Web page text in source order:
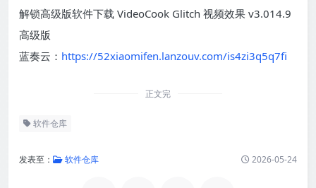
解锁高级版软件下载 VideoCook Glitch 视频效果 v3.014.9
高级版
蓝奏云： https://52xiaomifen.lanzouv.com/is4zi3q5q7fi
正文完
软件仓库
发表至： 软件仓库 2026-05-24